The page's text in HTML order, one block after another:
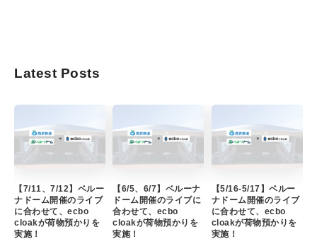
Latest Posts
【7/11、7/12】ベルー
ナドーム開催のライブ
に合わせて、ecbo
cloakが荷物預かりを
実施！
【6/5、6/7】ベルーナ
ドーム開催のライブに
合わせて、ecbo
cloakが荷物預かりを
実施！
【5/16-5/17】ベルー
ナドーム開催のライブ
に合わせて、ecbo
cloakが荷物預かりを
実施！